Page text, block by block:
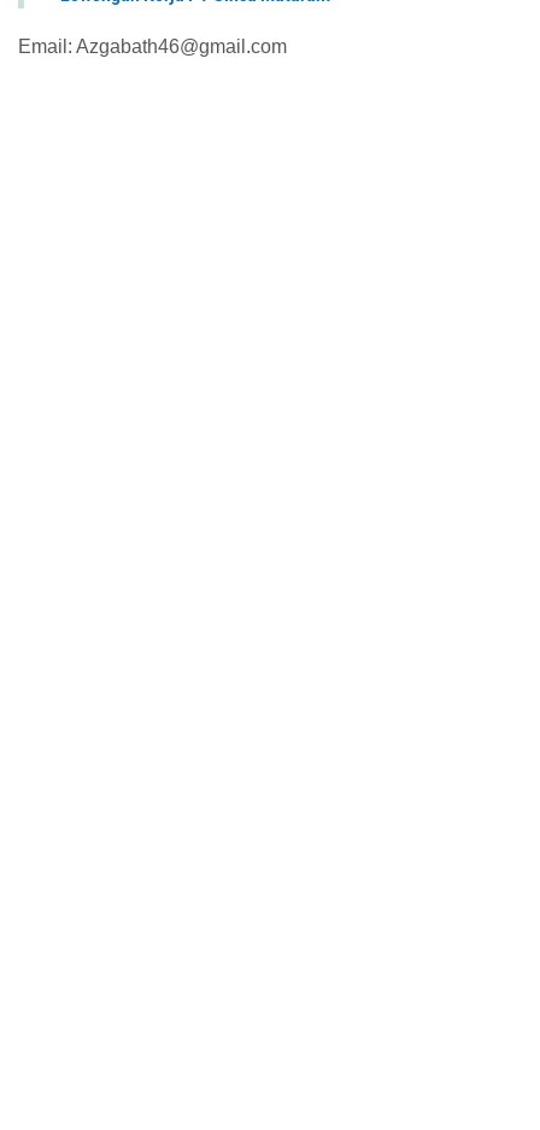
Email: Azgabath46@gmail.com